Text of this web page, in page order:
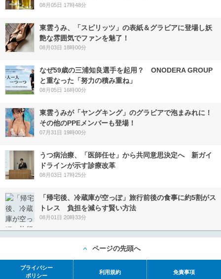
08月05日 17時48分
東雲うみ、「スピリッツ」の表紙＆グラビアに登場し妖
艶な雰囲気でファンを魅了！
08月03日 18時00分
なぜ59歳の三浦知良選手を起用？ ONODERA GROUP
と重なった「努力の積み重ね」
08月05日 16時00分
東雲うみが「ヤングキング」のグラビアで泡まみれに！
その他のPPEメンバーも登場！
07月31日 19時00分
うつ病治療、「医師任せ」から共同意思決定へ 新ガイ
ドラインが示す診療改革
08月03日 17時25分
「帰宅後、冷蔵庫が空っぽ」旅行前後の食事に約5割がス
トレス 負担を減らす賢い方法
08月01日 20時33分
ページの先頭へ
プライバシー
ポリシー
利用規約 免責事項